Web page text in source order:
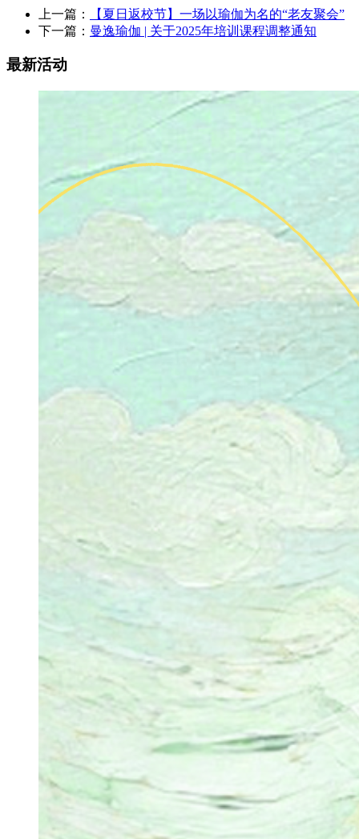
上一篇：
【夏日返校节】一场以瑜伽为名的“老友聚会”
下一篇： 曼逸瑜伽 | 关于2025年培训课程调整通知
最新活动